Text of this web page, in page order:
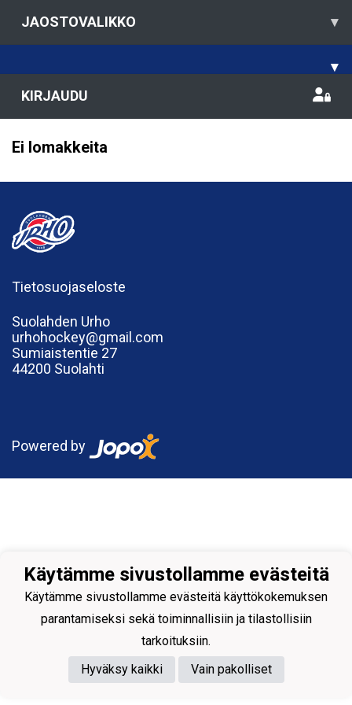
JAOSTOVALIKKO ▾
▾
KIRJAUDU
Ei lomakkeita
Tietosuojaseloste
Suolahden Urho
urhohockey@gmail.com
Sumiaistentie 27
44200 Suolahti
Powered by
Käytämme sivustollamme evästeitä
Käytämme sivustollamme evästeitä käyttökokemuksen
parantamiseksi sekä toiminnallisiin ja tilastollisiin
tarkoituksiin.
Hyväksy kaikki
Vain pakolliset